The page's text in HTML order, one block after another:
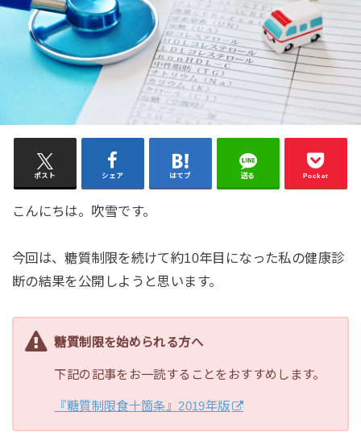
ポスト シェア はてブ 送る Pocket
こんにちは。吹雪です。
今回は、糖質制限を続けて約10年目になった私の健康診
断の結果を公開しようと思います。
糖質制限を始められる方へ
下記の記事をお一読することをおすすめします。
『糖質制限食十箇条』2019年版